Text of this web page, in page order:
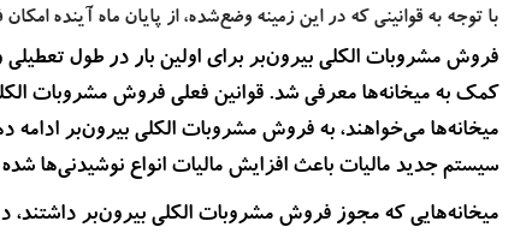
با توجه به قوانینی که در این زمینه وضع‌شده، از پایان ماه آینده
میخانه‌ها می‌خواهند، به فروش مشروبات الکلی بیرون‌بر
سیستم جدید مالیات باعث افزایش مالیات انواع نوشیدنی‌ها
میخانه‌هایی که مجوز فروش مشروبات الکلی بیرون‌بر داشتند،